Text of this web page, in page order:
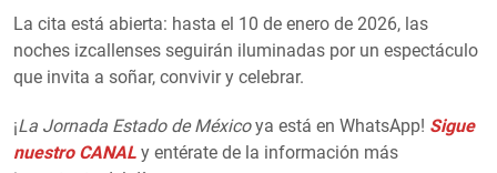
La cita está abierta: hasta el 10 de enero de 2026, las
noches izcallenses seguirán iluminadas por un espectáculo
que invita a soñar, convivir y celebrar.
¡La Jornada Estado de Méxicoya está en WhatsApp! Sigue
nuestro CANAL y entérate de la información más